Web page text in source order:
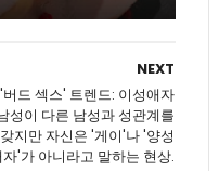
NEXT
'버드 섹스' 트렌드: 이성애자
성이 다른 남성과 성관계를
갖지만 자신은 '게이'나 '양성
'가 아니라고 말하는 현상.